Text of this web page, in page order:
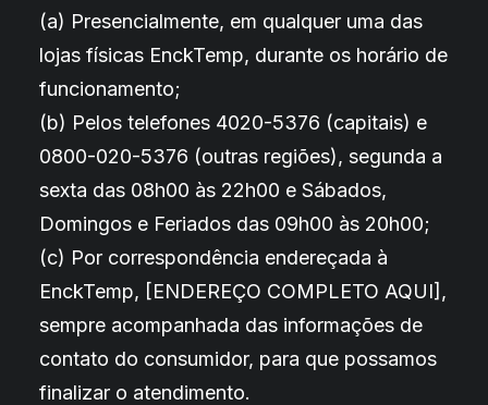
(a) Presencialmente, em qualquer uma das
lojas físicas EnckTemp, durante os horário de
funcionamento;
(b) Pelos telefones 4020-5376 (capitais) e
0800-020-5376 (outras regiões), segunda a
sexta das 08h00 às 22h00 e Sábados,
Domingos e Feriados das 09h00 às 20h00;
(c) Por correspondência endereçada à
EnckTemp, [ENDEREÇO COMPLETO AQUI],
sempre acompanhada das informações de
contato do consumidor, para que possamos
finalizar o atendimento.